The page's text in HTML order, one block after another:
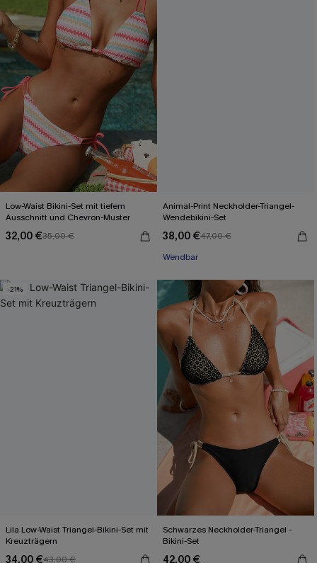
Low-Waist Bikini-Set mit tiefem
Ausschnitt und Chevron-Muster
32,00 €35,00 €
Animal-Print Neckholder-Triangel-
Wendebikini-Set
38,00 €47,00 €
Wendbar
-21%
Lila Low-Waist Triangel-Bikini-Set mit
Kreuzträgern
34,00 €43,00 €
Schwarzes Neckholder-Triangel -
Bikini-Set
42,00 €